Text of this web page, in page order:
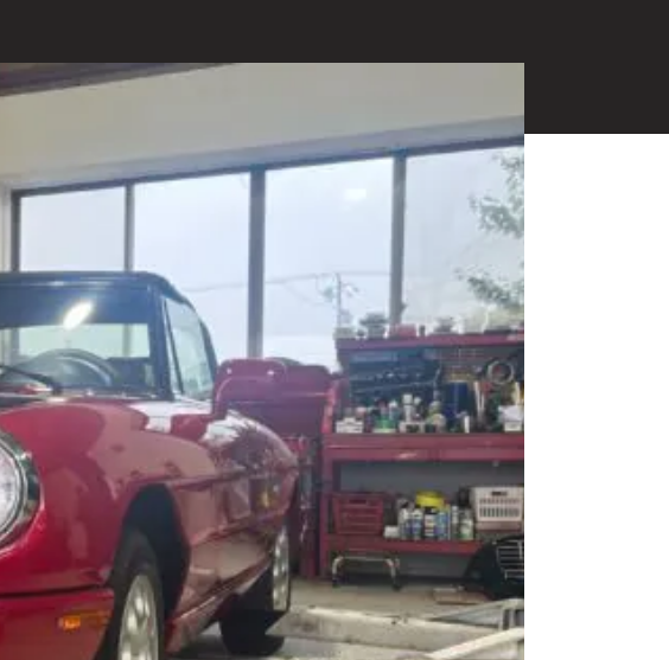
ンラインでのご相談も可能です。
ご連絡をご希望ください。
Close